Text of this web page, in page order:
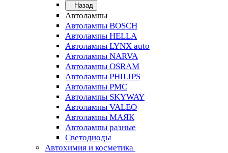
Назад
Автолампы
Автолампы BOSCH
Автолампы HELLA
Автолампы LYNX auto
Автолампы NARVA
Автолампы OSRAM
Автолампы PHILIPS
Автолампы PMC
Автолампы SKYWAY
Автолампы VALEO
Автолампы МАЯК
Автолампы разные
Светодиоды
Автохимия и косметика